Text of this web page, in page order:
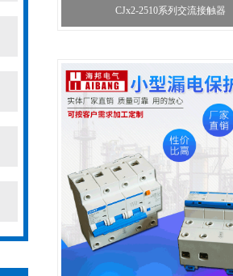
CJx2-2510系列交流接触器